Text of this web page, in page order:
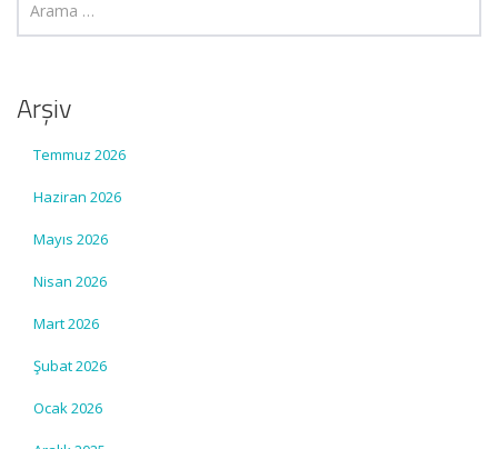
Arşiv
Temmuz 2026
Haziran 2026
Mayıs 2026
Nisan 2026
Mart 2026
Şubat 2026
Ocak 2026